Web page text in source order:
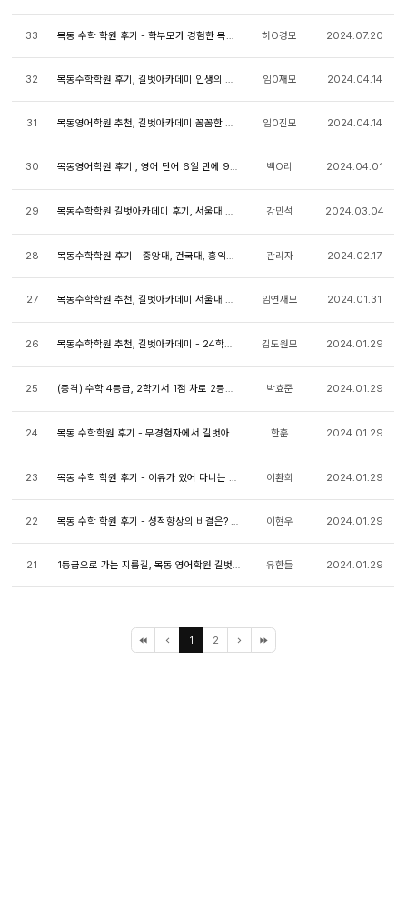
33 목동 수학 학원 후기 - 학부모가 경험한 목동 최고... 허O경모 2024.07.20
32 목동수학학원 후기, 길벗아카데미 인생의 터닝포인... 임0재모 2024.04.14
31 목동영어학원 추천, 길벗아카데미 꼼꼼한 관리, 과... 임0진모 2024.04.14
30 목동영어학원 후기 , 영어 단어 6일 만에 900개 외... 백O리 2024.04.01
29 목동수학학원 길벗아카데미 후기, 서울대 합격! 강민석 2024.03.04
28 목동수학학원 후기 - 중앙대, 건국대, 홍익대 동시... 관리자 2024.02.17
27 목동수학학원 추천, 길벗아카데미 서울대 반에 가... 임연재모 2024.01.31
26 목동수학학원 추천, 길벗아카데미 - 24학년도 고려... 김도원모 2024.01.29
25 (충격) 수학 4등급, 2학기서 1점 차로 2등급 (13등... 박효준 2024.01.29
24 목동 수학학원 후기 - 무경험자에서 길벗아카데미 ... 한훈 2024.01.29
23 목동 수학 학원 후기 - 이유가 있어 다니는 목동 ... 이환희 2024.01.29
22 목동 수학 학원 후기 - 성적향상의 비결은? 길벗아... 이현우 2024.01.29
21 1등급으로 가는 지름길, 목동 영어학원 길벗아카데미 유한들 2024.01.29
1 2